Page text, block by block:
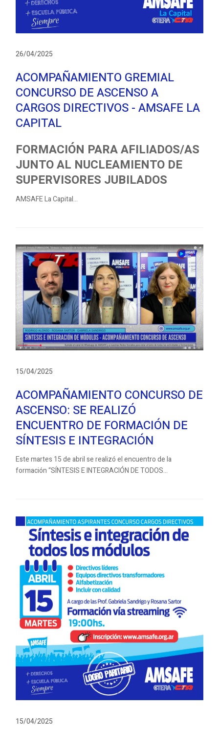
26/04/2025
ACOMPAÑAMIENTO GREMIAL
CONCURSO DE ASCENSO A
CARGOS DIRECTIVOS - AMSAFE LA
CAPITAL
FORMACIÓN PARA AFILIADOS/AS
JUNTO AL NUCLEAMIENTO DE
SUPERVISORES JUBILADOS
AMSAFE La Capital...
15/04/2025
ACOMPAÑAMIENTO CONCURSO DE
ASCENSO: SE REALIZÓ
ENCUENTRO DE FORMACIÓN DE
SÍNTESIS E INTEGRACIÓN
Este martes 15 de abril se realizó el encuentro de la
formación “SÍNTESIS E INTEGRACIÓN DE TODOS...
15/04/2025